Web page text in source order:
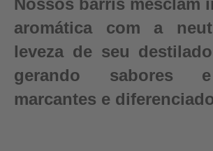
Nossos barris mesclam
aromática com a
leveza de seu
gerando sabores
marcantes e